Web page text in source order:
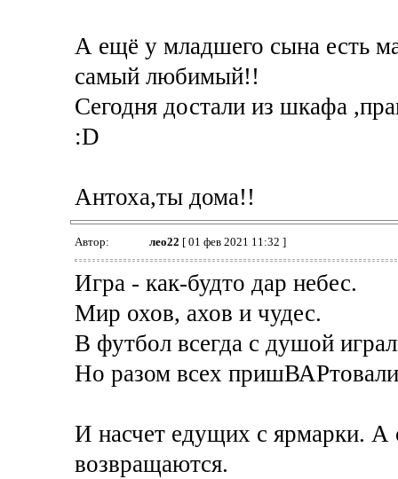
А ещё у младшего сына есть
самый любимый!!
Сегодня достали из шкафа
:D
Антоха,ты дома!!
Автор: лео22 [ 01 фев 2021 11:32 ]
Игра - как-будто дар небес.
Мир охов, ахов и чудес.
В футбол всегда с душой
Но разом всех
И насчет едущих с ярмарки. А
возвращаются.